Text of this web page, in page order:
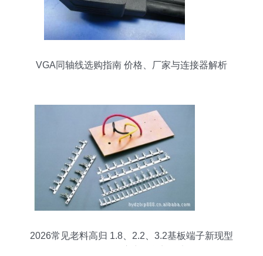
VGA同轴线选购指南 价格、厂家与连接器解析
2026常见老料高归 1.8、2.2、3.2基板端子新现型